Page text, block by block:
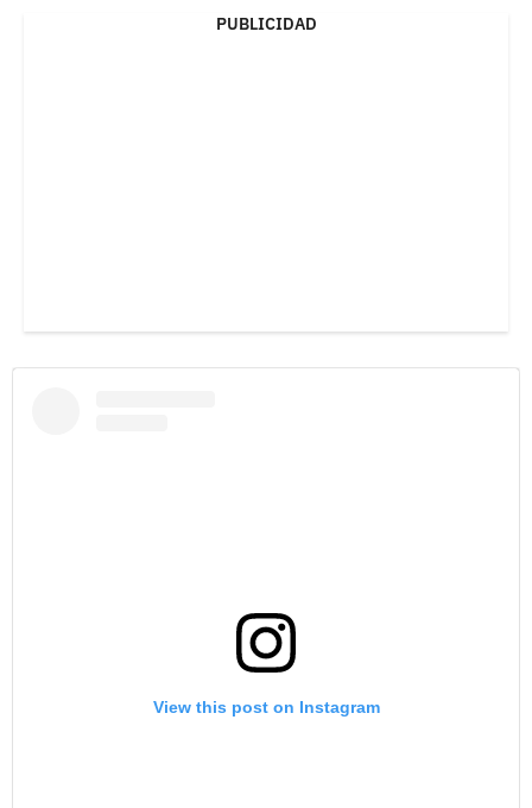
PUBLICIDAD
View this post on Instagram